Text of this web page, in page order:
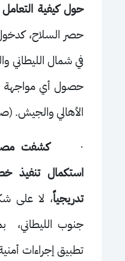
حول كيفية التعامل
حصر السلاح،
في شمال الليطاني
حصول أي مواجهة
الأهالي والجيش.
·كشفت
استكمال تنفيذ
تدريجياً، لا على
جنوب الليطاني،
تطبيق إجراءات